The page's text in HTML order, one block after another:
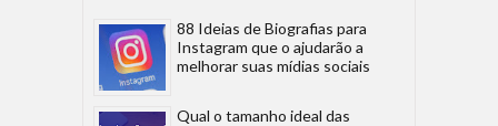
88 Ideias de Biografias para
Instagram que o ajudarão a
melhorar suas mídias sociais
Qual o tamanho ideal das